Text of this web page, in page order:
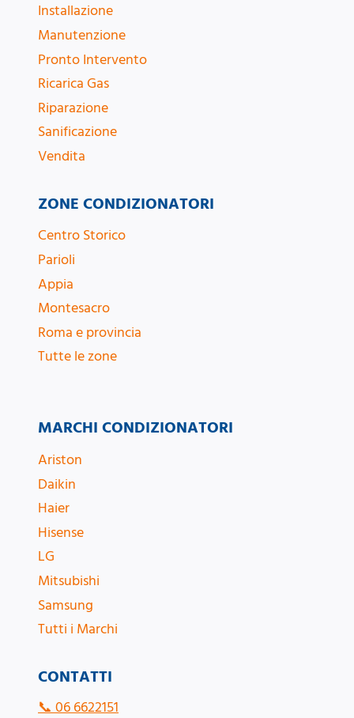
ZONE CONDIZIONATORI
Centro Storico
Parioli
Appia
Montesacro
Roma e provincia
Tutte le zone
Installazione
Manutenzione
Pronto Intervento
Ricarica Gas
Riparazione
Sanificazione
Vendita
CONTATTI
📞06 6622151
MARCHI CONDIZIONATORI
Ariston
Daikin
Haier
Hisense
LG
Mitsubishi
Samsung
Tutti i Marchi